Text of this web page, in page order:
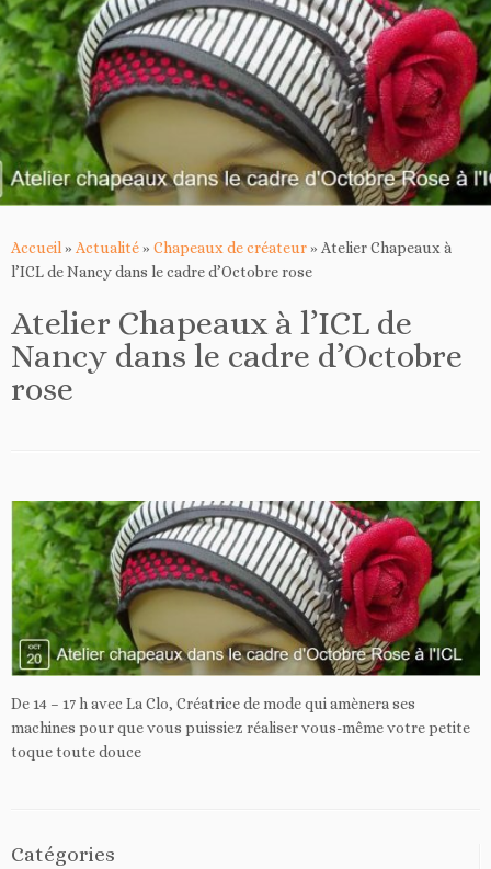
Accueil » Actualité» Chapeaux de créateur» Atelier Chapeaux à
l’ICL de Nancy dans le cadre d’Octobre rose
Atelier Chapeaux à l’ICL de
Nancy dans le cadre d’Octobre
rose
De 14 – 17 h avec La Clo, Créatrice de mode qui amènera ses
machines pour que vous puissiez réaliser vous-même votre petite
toque toute douce
Catégories